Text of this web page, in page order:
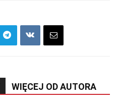
WIĘCEJ OD AUTORA